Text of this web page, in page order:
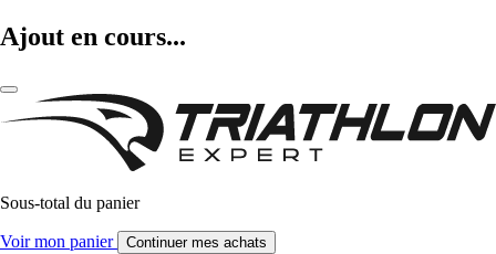
Ajout en cours...
Sous-total du panier
Voir mon panier Continuer mes achats